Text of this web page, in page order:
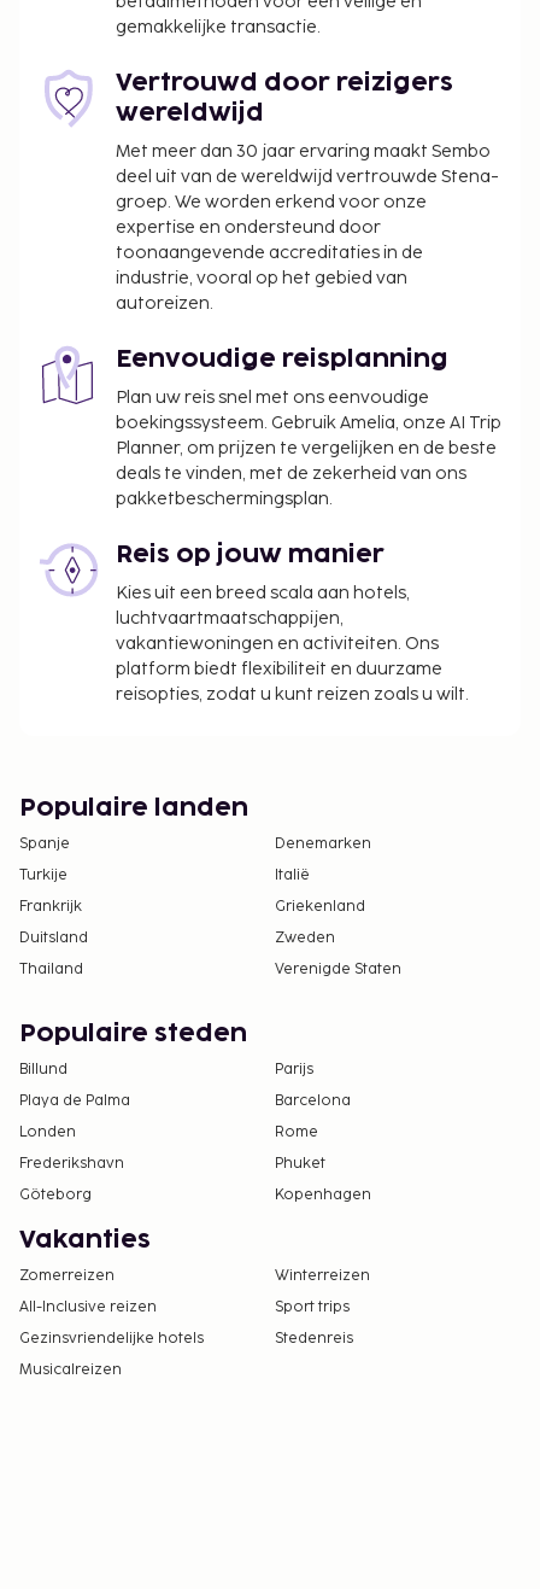
en de aanwezige bedden gebruiken.
Gasten kunnen overal contactloos betalen.
gemakkelijke transactie.
Vertrouwd door reizigers
wereldwijd
Met meer dan 30 jaar ervaring maakt Sembo
deel uit van de wereldwijd vertrouwde Stena-
groep. We worden erkend voor onze
expertise en ondersteund door
toonaangevende accreditaties in de
industrie, vooral op het gebied van
autoreizen.
Eenvoudige reisplanning
Plan uw reis snel met ons eenvoudige
boekingssysteem. Gebruik Amelia, onze AI Trip
Planner, om prijzen te vergelijken en de beste
deals te vinden, met de zekerheid van ons
pakketbeschermingsplan.
Reis op jouw manier
Kies uit een breed scala aan hotels,
luchtvaartmaatschappijen,
vakantiewoningen en activiteiten. Ons
platform biedt flexibiliteit en duurzame
reisopties, zodat u kunt reizen zoals u wilt.
Populaire landen
Spanje
Denemarken
Turkije
Italië
Frankrijk
Griekenland
Duitsland
Zweden
Thailand
Verenigde Staten
Populaire steden
Billund
Parijs
Playa de Palma
Barcelona
Londen
Rome
Frederikshavn
Phuket
Göteborg
Kopenhagen
Vakanties
Zomerreizen
Winterreizen
All-Inclusive reizen
Sport trips
Gezinsvriendelijke hotels
Stedenreis
Musicalreizen